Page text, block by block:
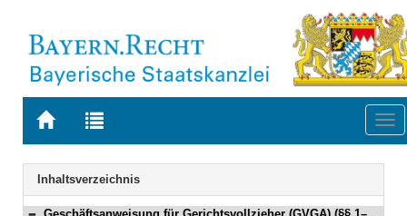
Zur
BAYERN.RECHT
Zur
letzten
Navigation
Inhaltsverzeichnis